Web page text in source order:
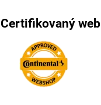
Certifikovaný web